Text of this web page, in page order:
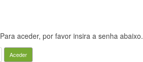
aceder, por favor insira a senha abaixo.